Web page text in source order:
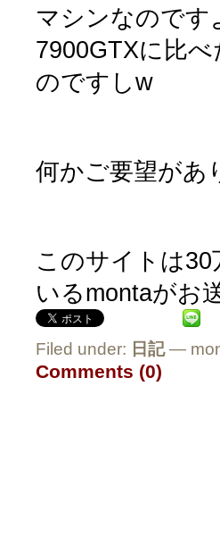
マシンなのです
7900GTXに比
のですしw
何かご要望があ
このサイトは
いるmontaがお
Filed under: 日記—
Comments (0)